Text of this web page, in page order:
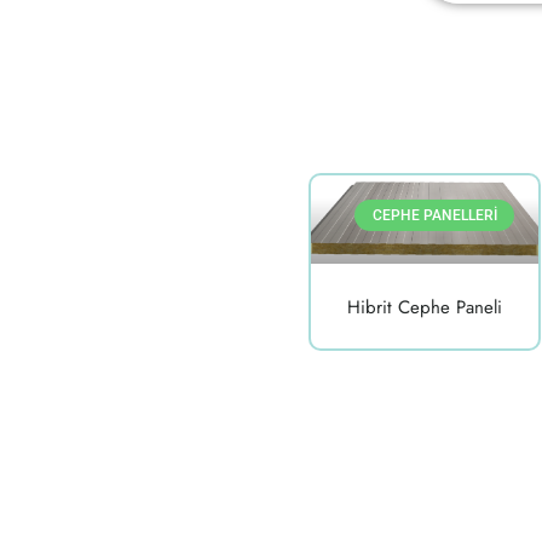
CEPHE PANELLERI
Hibrit Cephe Paneli